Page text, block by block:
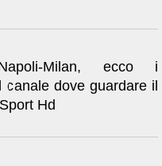
Milan, ecco i
dove guardare il
Hd